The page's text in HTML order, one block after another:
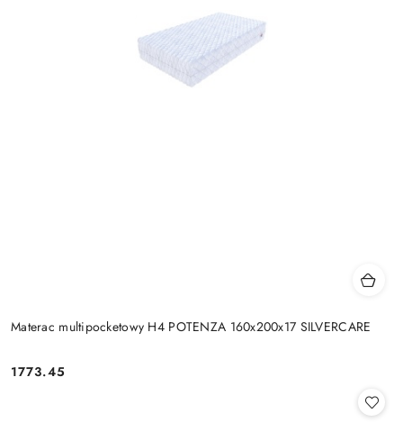
Materac multipocketowy H4 POTENZA 160x200x17 SILVERCARE
Cena:
1773.45